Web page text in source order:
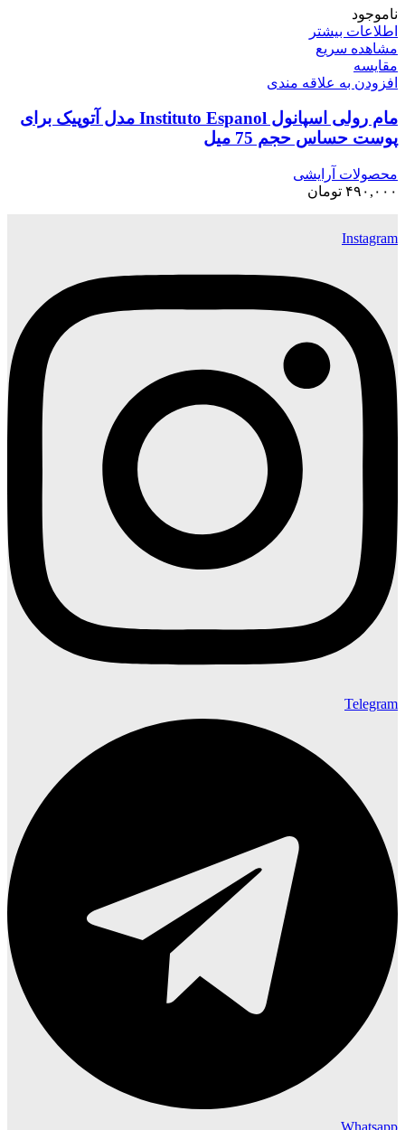
ناموجود
اطلاعات بیشتر
مشاهده سریع
مقایسه
افزودن به علاقه مندی
مام رولی اسپانول Instituto Espanol مدل آتوپیک برای
پوست حساس حجم 75 میل
محصولات آرایشی
۴۹۰,۰۰۰ تومان
Instagram
Telegram